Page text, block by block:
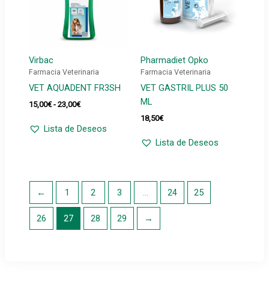
Virbac
Farmacia Veterinaria
VET AQUADENT FR3SH
15,00€ - 23,00€Rango
precios:
desde
Lista de Deseos
Pharmadiet Opko
Farmacia Veterinaria
VET GASTRIL PLUS 50
ML
18,50€
Lista de Deseos
← 1 2 3 … 24 25
26 27 28 29 →